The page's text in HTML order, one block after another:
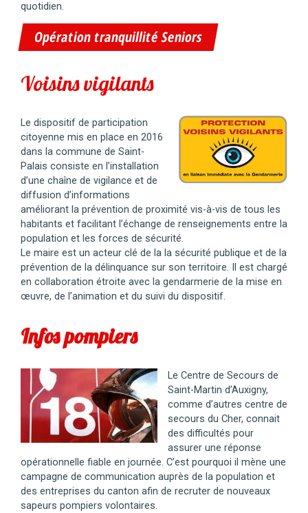
quotidien.
Opération tranquillité Seniors
Voisins vigilants
Le dispositif de participation
citoyenne mis en place en 2016
dans la commune de Saint-
Palais consiste en l’installation
d’une chaîne de vigilance et de
diffusion d’informations
améliorant la prévention de proximité vis-à-vis de tous les
habitants et facilitant l’échange de renseignements entre la
population et les forces de sécurité.
Le maire est un acteur clé de la la sécurité publique et de la
prévention de la délinquance sur son territoire. Il est chargé
en collaboration étroite avec la gendarmerie de la mise en
œuvre, de l’animation et du suivi du dispositif.
Infos pompiers
Le Centre de Secours de
Saint-Martin d’Auxigny,
comme d’autres centre de
secours du Cher, connait
des difficultés pour
assurer une réponse
opérationnelle fiable en journée. C’est pourquoi il mène une
campagne de communication auprès de la population et
des entreprises du canton afin de recruter de nouveaux
sapeurs pompiers volontaires.